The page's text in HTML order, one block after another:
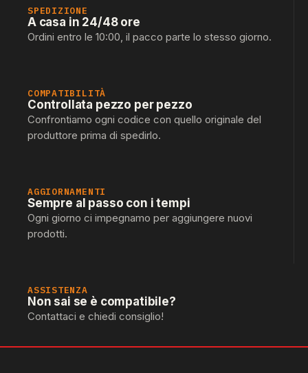
SPEDIZIONE
A casa in 24/48 ore
Ordini entro le 10:00, il pacco parte lo stesso giorno.
COMPATIBILITÀ
Controllata pezzo per pezzo
Confrontiamo ogni codice con quello originale del
produttore prima di spedirlo.
AGGIORNAMENTI
Sempre al passo con i tempi
Ogni giorno ci impegnamo per aggiungere nuovi
prodotti.
ASSISTENZA
Non sai se è compatibile?
Contattaci e chiedi consiglio!